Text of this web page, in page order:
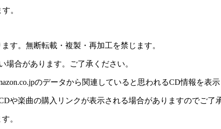
。
す。無断転載・複製・再加工を禁じます。
合があります。ご了承ください。
のデータから関連していると思われるCD情報を表示
や楽曲の購入リンクが表示される場合がありますのでご了
。